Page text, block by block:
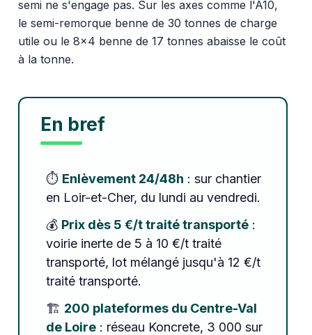
semi ne s'engage pas. Sur les axes comme l'A10,
le semi-remorque benne de 30 tonnes de charge
utile ou le 8x4 benne de 17 tonnes abaisse le coût
à la tonne.
En bref
⏱️ Enlèvement 24/48h : sur chantier
en Loir-et-Cher, du lundi au vendredi.
💰 Prix dès 5 €/t traité transporté:
voirie inerte de 5 à 10 €/t traité
transporté, lot mélangé jusqu'à 12 €/t
traité transporté.
🏗️ 200 plateformes du Centre-Val
de Loire: réseau Koncrete, 3 000 sur